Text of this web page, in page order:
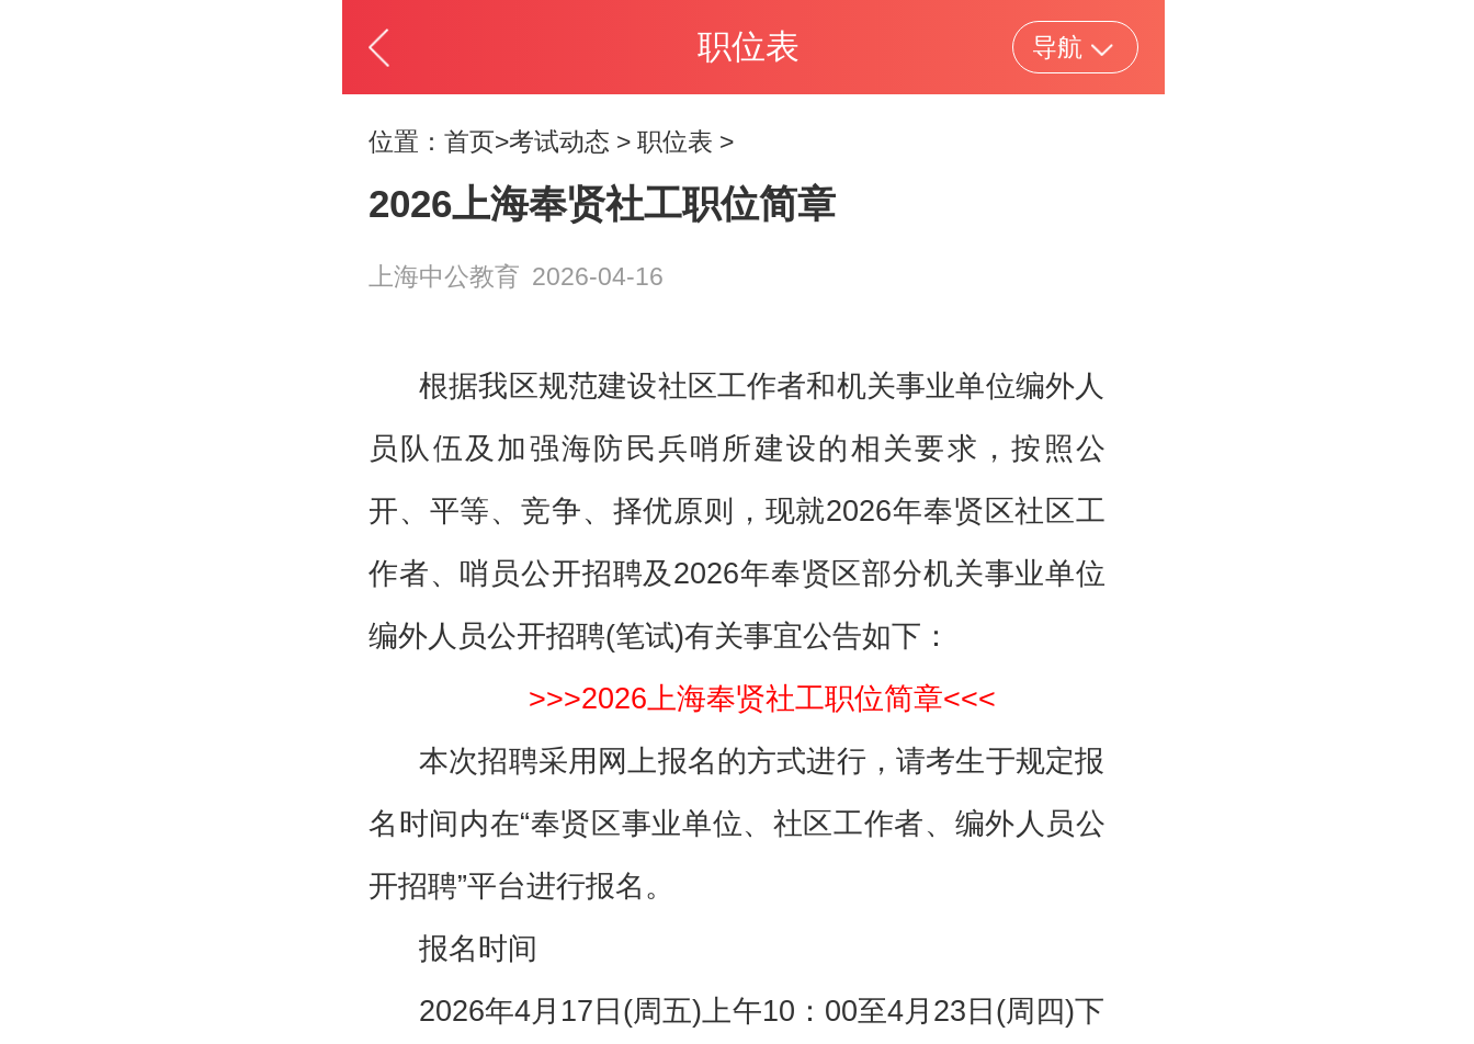
职位表 导航
位置： 首页>考试动态 > 职位表 >
2026上海奉贤社工职位简章
上海中公教育 2026-04-16
根据我区规范建设社区工作者和机关事业单位编外人
员队伍及加强海防民兵哨所建设的相关要求，按照公
开、平等、竞争、择优原则，现就2026年奉贤区社区工
作者、哨员公开招聘及2026年奉贤区部分机关事业单位
编外人员公开招聘(笔试)有关事宜公告如下：
>>>2026上海奉贤社工职位简章<<<
本次招聘采用网上报名的方式进行，请考生于规定报
名时间内在“奉贤区事业单位、社区工作者、编外人员公
开招聘”平台进行报名。
报名时间
2026年4月17日(周五)上午10：00至4月23日(周四)下